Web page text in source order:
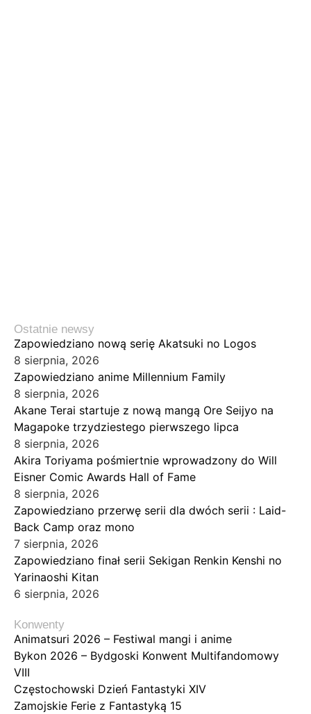
Ostatnie newsy
Zapowiedziano nową serię Akatsuki no Logos
8 sierpnia, 2026
Zapowiedziano anime Millennium Family
8 sierpnia, 2026
Akane Terai startuje z nową mangą Ore Seijyo na
Magapoke trzydziestego pierwszego lipca
8 sierpnia, 2026
Akira Toriyama pośmiertnie wprowadzony do Will
Eisner Comic Awards Hall of Fame
8 sierpnia, 2026
Zapowiedziano przerwę serii dla dwóch serii : Laid-
Back Camp oraz mono
7 sierpnia, 2026
Zapowiedziano finał serii Sekigan Renkin Kenshi no
Yarinaoshi Kitan
6 sierpnia, 2026
Konwenty
Animatsuri 2026 – Festiwal mangi i anime
Bykon 2026 – Bydgoski Konwent Multifandomowy
VIII
Częstochowski Dzień Fantastyki XIV
Zamojskie Ferie z Fantastyką 15